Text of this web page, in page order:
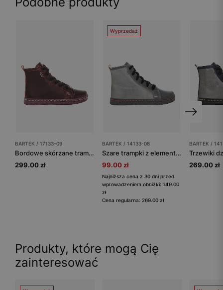
BARTEK / 17133-09
Bordowe skórzane trampki ocieplane dla dziewcząt 17133-09
299.00 zł
Wyprzedaż
BARTEK / 14133-08
Szare trampki z elementami z lakierowanej skóry 14133-08
99.00 zł
Najniższa cena z 30 dni przed
wprowadzeniem obniżki: 149.00
zł
Cena regularna: 269.00 zł
BARTEK /
269.00 zł
Produkty, które mogą Cię
zainteresować